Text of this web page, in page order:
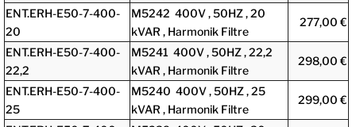
ENT.ERH-E50-7-400-
20
M5242 400V , 50HZ , 20
kVAR , Harmonik Filtre
277,00 €
ENT.ERH-E50-7-400-
22,2
M5241 400V , 50HZ , 22,2
kVAR , Harmonik Filtre
298,00 €
ENT.ERH-E50-7-400-
25
M5240 400V , 50HZ , 25
kVAR , Harmonik Filtre
299,00 €